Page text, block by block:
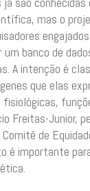
mas o
um banco de
A intenção é
que elas
Freitas-Junior,
de
é importante